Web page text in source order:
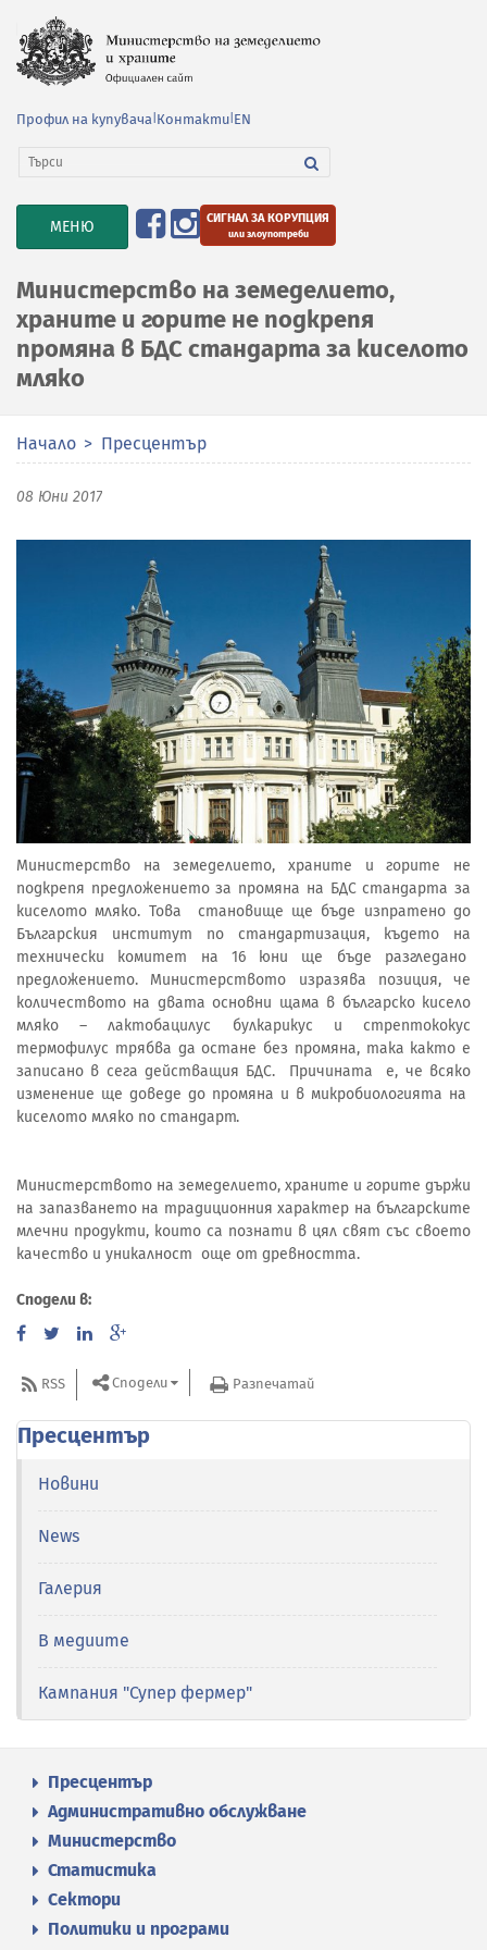
Профил на купувача Контакти EN
TOGGLE
NAVIGATION
МЕНЮ СИГНАЛ ЗА КОРУПЦИЯ
или злоупотреби
Министерство на земеделието,
храните и горите не подкрепя
промяна в БДС стандарта за киселото
мляко
Начало Пресцентър
08 Юни 2017
Министерство на земеделието, храните и горите не
подкрепя предложението за промяна на БДС стандарта за
киселото мляко. Това становище ще бъде изпратено до
Българския институт по стандартизация, където на
технически комитет на 16 юни ще бъде разгледано
предложението. Министерството изразява позиция, че
количеството на двата основни щама в българско кисело
мляко – лактобацилус булкарикус и стрептококус
термофилус трябва да остане без промяна, така както е
записано в сега действащия БДС. Причината е, че всяко
изменение ще доведе до промяна и в микробиологията на
киселото мляко по стандарт.
Министерството на земеделието, храните и горите държи
на запазването на традиционния характер на българските
млечни продукти, които са познати в цял свят със своето
качество и уникалност още от древността.
Сподели в:
RSS Сподели Разпечатай
Пресцентър
Новини
News
Галерия
В медиите
Кампания "Супер фермер"
Пресцентър
Административно обслужване
Министерство
Статистика
Сектори
Политики и програми